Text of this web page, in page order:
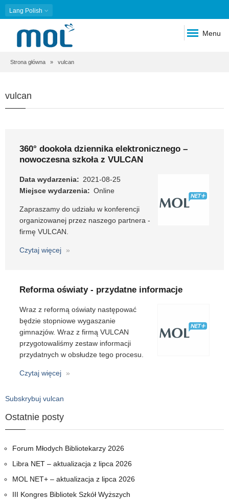
Lang Polish
Menu
Ścieżka
nawigacyjna
Strona główna vulcan
vulcan
360° dookoła dziennika elektronicznego –
nowoczesna szkoła z VULCAN
Data wydarzenia
2021-08-25
Miejsce wydarzenia
Online
Zapraszamy do udziału w konferencji
organizowanej przez naszego partnera -
firmę VULCAN.
Czytaj więcej
o
elektronicznego
szkoła
VULCAN
Reforma oświaty - przydatne informacje
Wraz z reformą oświaty następować
będzie stopniowe wygaszanie
gimnazjów. Wraz z firmą VULCAN
przygotowaliśmy zestaw informacji
przydatnych w obsłudze tego procesu.
Czytaj więcej
o
przydatne
informacje
Subskrybuj vulcan
Ostatnie posty
Forum Młodych Bibliotekarzy 2026
Libra NET – aktualizacja z lipca 2026
MOL NET+ – aktualizacja z lipca 2026
III Kongres Bibliotek Szkół Wyższych